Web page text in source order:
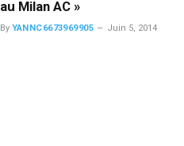
au Milan AC »
By YANNC6673969905 Juin 5, 2014